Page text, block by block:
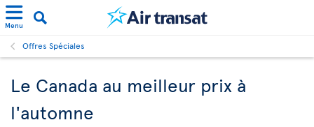
Menu
Offres Spéciales
Le Canada au meilleur prix à
l'automne